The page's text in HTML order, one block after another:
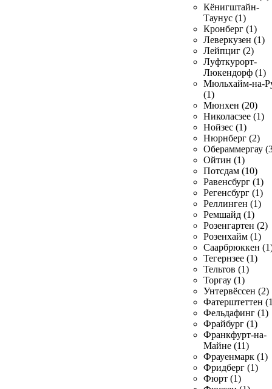
Кёнигштайн-
Таунус (1)
Кронберг (1)
Леверкузен (1)
Лейпциг (2)
Луфткурорт-
Люкендорф (1)
Мюльхайм-на-
(1)
Мюнхен (20)
Николасзее (1)
Нойзес (1)
Нюрнберг (2)
Обераммергау
Ойтин (1)
Потсдам (10)
Равенсбург (1)
Регенсбург (1)
Реллинген (1)
Ремшайд (1)
Розенгартен (2)
Розенхайм (1)
Саарбрюккен
Тегернзее (1)
Тельтов (1)
Торгау (1)
Унтервёссен (2)
Фатерштеттен
Фельдафинг (1)
Фрайбург (1)
Франкфурт-на-
Майне (11)
Фрауенмарк (1)
Фридберг (1)
Фюрт (1)